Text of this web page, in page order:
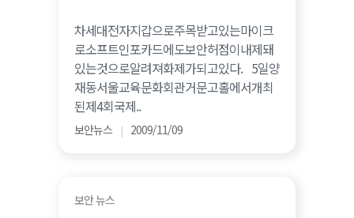
차세대전자지갑으로주목받고있는마이크
로소프트인포카드에도보안허점이내제돼
있는것으로알려져화제가되고있다. 5일양
재동서울교육문화회관거문고홀에서개최
된제4회국제..
보안뉴스 | 2009/11/09
보안 뉴스